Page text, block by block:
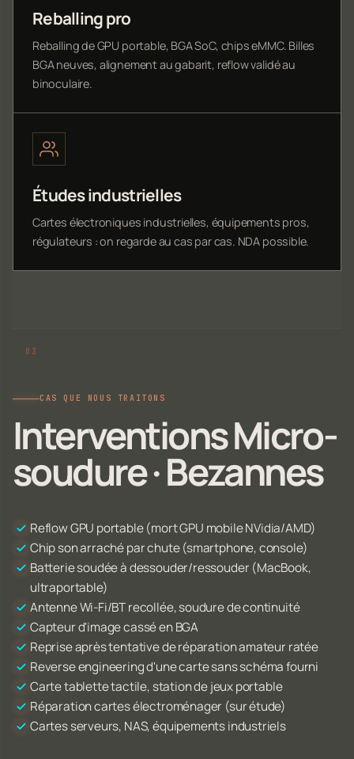
Reballing pro
Reballing de GPU portable, BGA SoC, chips eMMC. Billes
BGA neuves, alignement au gabarit, reflow validé au
binoculaire.
Études industrielles
Cartes électroniques industrielles, équipements pros,
régulateurs : on regarde au cas par cas. NDA possible.
CAS QUE NOUS TRAITONS
Interventions Micro-
soudure · Bezannes
Reflow GPU portable (mort GPU mobile NVidia/AMD)
Chip son arraché par chute (smartphone, console)
Batterie soudée à dessouder/ressouder (MacBook,
ultraportable)
Antenne Wi-Fi/BT recollée, soudure de continuité
Capteur d'image cassé en BGA
Reprise après tentative de réparation amateur ratée
Reverse engineering d'une carte sans schéma fourni
Carte tablette tactile, station de jeux portable
Réparation cartes électroménager (sur étude)
Cartes serveurs, NAS, équipements industriels